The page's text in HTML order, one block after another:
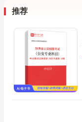
推荐